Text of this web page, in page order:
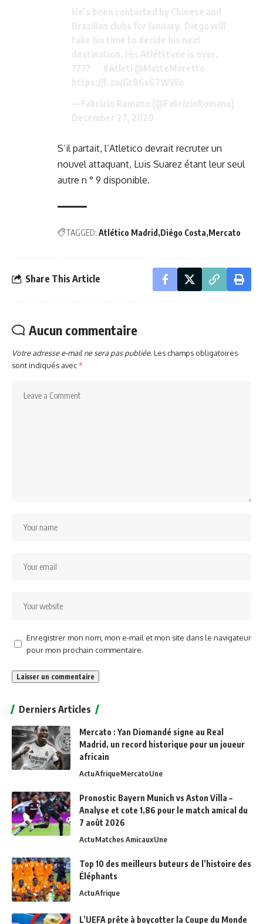
S’il partait, l’Atletico devrait recruter un
nouvel attaquant, Luis Suarez étant leur seul
autre n ° 9 disponible.
TAGGED: Atlético Madrid Diégo Costa Mercato
Share This Article
Aucun commentaire
Votre adresse e-mail ne sera pas publiée.Les champs obligatoires
sont indiqués avec*
Enregistrer mon nom, mon e-mail et mon site dans le navigateur
pour mon prochain commentaire.
Derniers Articles
Mercato : Yan Diomandé signe au Real
Madrid, un record historique pour un joueur
africain
ActuAfriqueMercatoUne
Pronostic Bayern Munich vs Aston Villa –
Analyse et cote 1,86 pour le match amical du
7 août 2026
ActuMatches AmicauxUne
Top 10 des meilleurs buteurs de l’histoire des
Éléphants
ActuAfrique
L’UEFA prête à boycotter la Coupe du Monde